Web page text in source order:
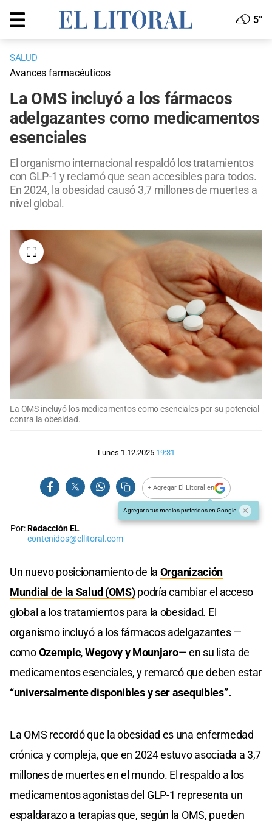
5°
SALUD
Avances farmacéuticos
La OMS incluyó a los fármacos
adelgazantes como medicamentos
esenciales
El organismo internacional respaldó los tratamientos
con GLP-1 y reclamó que sean accesibles para todos.
En 2024, la obesidad causó 3,7 millones de muertes a
nivel global.
La OMS incluyó los medicamentos como esenciales por su potencial
contra la obesidad.
Lunes 1.12.2025 19:31
+ Agregar El Litoral en
Agregar a tus medios preferidos en Google
Por:Redacción EL
contenidos@ellitoral.com
Un nuevo posicionamiento de la Organización
Mundial de la Salud (OMS)podría cambiar el acceso
global a los tratamientos para la obesidad. El
organismo incluyó a los fármacos adelgazantes —
comoOzempic, Wegovy y Mounjaro— en su lista de
medicamentos esenciales, y remarcó que deben estar
“universalmente disponibles y ser asequibles”.
La OMS recordó que la obesidad es una enfermedad
crónica y compleja, que en 2024 estuvo asociada a 3,7
millones de muertes en el mundo. El respaldo a los
medicamentos agonistas del GLP-1 representa un
espaldarazo a terapias que, según la OMS, pueden